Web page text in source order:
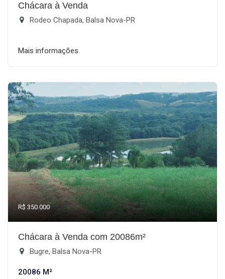
Chácara à Venda
Rodeo Chapada, Balsa Nova-PR
Mais informações
R$ 350.000
Chácara à Venda com 20086m²
Bugre, Balsa Nova-PR
20086 M²